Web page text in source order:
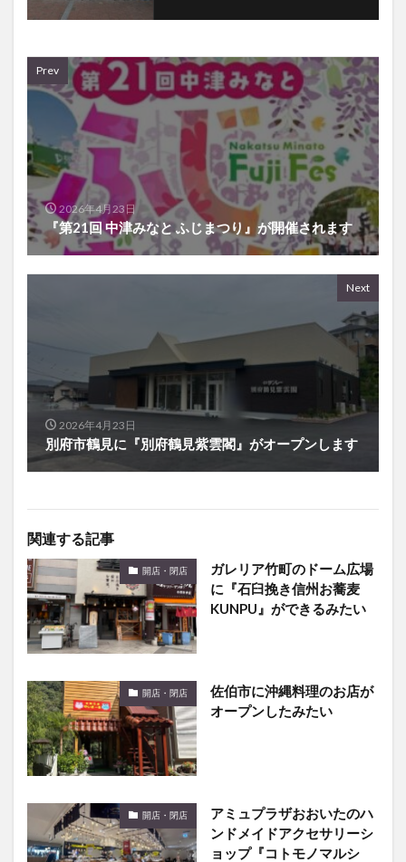
Prev
2026年4月23日
『第21回 中津みなと ふじまつり』が開催されます
Next
2026年4月23日
別府市鶴見に『別府鶴見紫雲閣』がオープンします
関連する記事
開店・閉店
ガレリア竹町のドーム広場
に『石臼挽き信州お蕎麦
KUNPU』ができるみたい
開店・閉店
佐伯市に沖縄料理のお店が
オープンしたみたい
開店・閉店
アミュプラザおおいたのハ
ンドメイドアクセサリーシ
ョップ『コトモノマルシ